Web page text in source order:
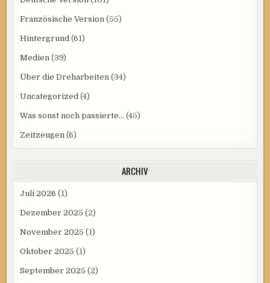
Französische Version (55)
Hintergrund (61)
Medien (39)
Über die Dreharbeiten (34)
Uncategorized (4)
Was sonst noch passierte… (45)
Zeitzeugen (6)
ARCHIV
Juli 2026 (1)
Dezember 2025 (2)
November 2025 (1)
Oktober 2025 (1)
September 2025 (2)